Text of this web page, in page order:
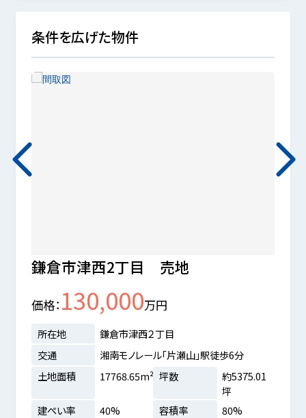
条件を広げた物件
鎌倉市津西2丁目 売地
価格 130,000万円
所在地
鎌倉市津西２丁目
交通
湘南モノレール「片瀬山」駅徒歩6分
土地面積
17768.65m² 坪数
約5375.01
坪
建ぺい率
40% 容積率 80%